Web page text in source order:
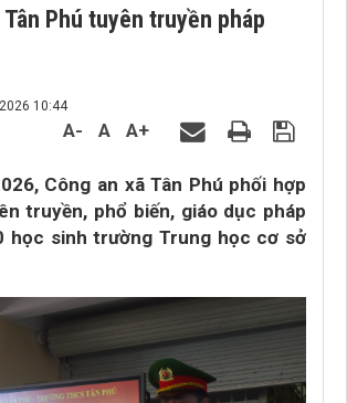
Tân Phú tuyên truyền pháp
10:44
A- A A+
Công an xã Tân Phú phối hợp
truyền, phổ biến, giáo dục pháp
học sinh trường Trung học cơ sở